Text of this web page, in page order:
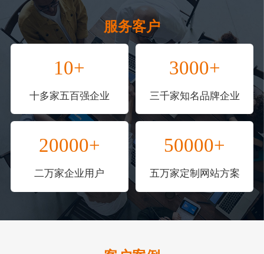
服务客户
10+
十多家五百强企业
3000+
三千家知名品牌企业
20000+
二万家企业用户
50000+
五万家定制网站方案